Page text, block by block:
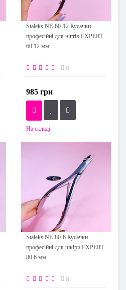
Staleks NE-60-12 Кусачки
професійні для нігтів EXPERT
60 12 мм
0
985 грн
На складі
Staleks NE-80-6 Кусачки
професійні для шкіри EXPERT
80 6 мм
0